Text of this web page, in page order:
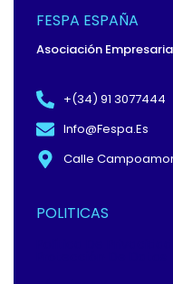
FESPA ESPAÑA
Asociación
+(34) 91 3077444
Info@fespa.es
Calle Campoamor
POLITICAS